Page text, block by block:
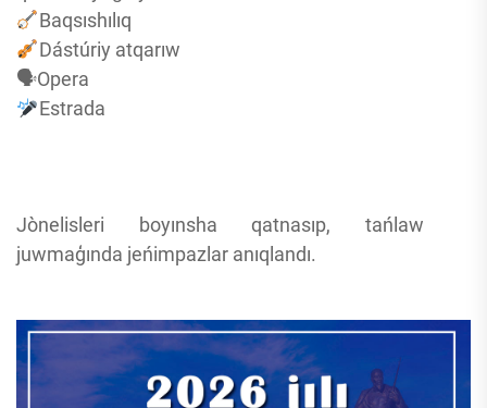
Baqsıshılıq
Dástúriy atqarıw
🗣Opera
Estrada
Jònelisleri boyınsha qatnasıp, tańlaw
juwmaģında jeńimpazlar anıqlandı.